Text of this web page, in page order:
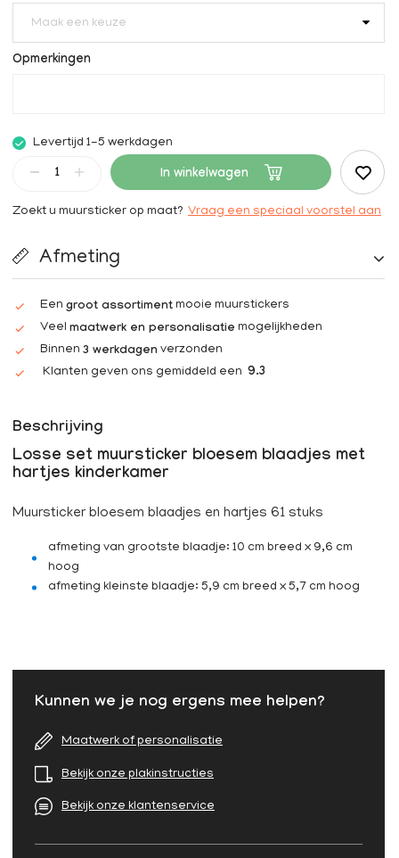
Maak een keuze
Opmerkingen
Levertijd 1-5 werkdagen
In winkelwagen
Zoekt u muursticker op maat? Vraag een speciaal voorstel aan
Afmeting
Een groot assortiment mooie muurstickers
Veel maatwerk en personalisatie mogelijkheden
Binnen 3 werkdagen verzonden
Klanten geven ons gemiddeld een 9.3
Beschrijving
Losse set muursticker bloesem blaadjes met
hartjes kinderkamer
Muursticker bloesem blaadjes en hartjes 61 stuks
afmeting van grootste blaadje: 10 cm breed x 9,6 cm
hoog
afmeting kleinste blaadje: 5,9 cm breed x 5,7 cm hoog
Kunnen we je nog ergens mee helpen?
Maatwerk of personalisatie
Bekijk onze plakinstructies
Bekijk onze klantenservice